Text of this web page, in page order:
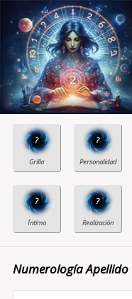
? ?
? ?
Numerología Apellido